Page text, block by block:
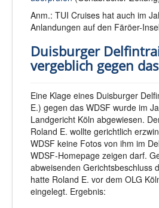
Anm.: TUI Cruises hat auch im
Anlandungen auf den Färöer-
Duisburger
vergeblich gegen
Eine Klage eines Duisburger
E.) gegen das WDSF wurde im
Landgericht Köln abgewiesen.
Roland E. wollte gerichtlich
WDSF keine Fotos von ihm im
WDSF-Homepage zeigen darf.
abweisenden Gerichtsbeschluss
hatte Roland E. vor dem OLG
eingelegt. Ergebnis: